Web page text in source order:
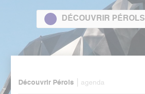
DÉCOUVRIR PÉROLS
Découvrir Pérols agenda